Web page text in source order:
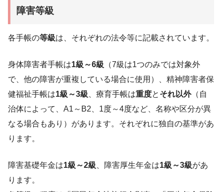
障害等級
各手帳の等級は、それぞれの法令等に記載されています。
身体障害者手帳は1級～6級 （7級は1つのみでは対象外
で、他の障害が重複している場合に使用）、精神障害者保
健福祉手帳は1級～3級 、療育手帳は重度と それ以外（自
治体によって、A1～B2、1度～4度など、名称や区分が異
なる場合もあり）があります。それぞれに独自の基準があ
ります。
障害基礎年金は1級～2級 、障害厚生年金は1級～3級があ
ります。